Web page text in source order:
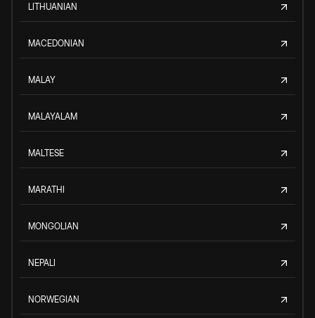
LITHUANIAN
MACEDONIAN
MALAY
MALAYALAM
MALTESE
MARATHI
MONGOLIAN
NEPALI
NORWEGIAN